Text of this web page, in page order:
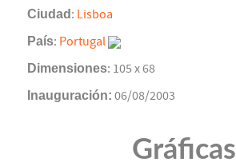
Ciudad : Lisboa
País: Portugal
Dimensiones: 105 x 68
Inauguración: 06/08/2003
Gráficas